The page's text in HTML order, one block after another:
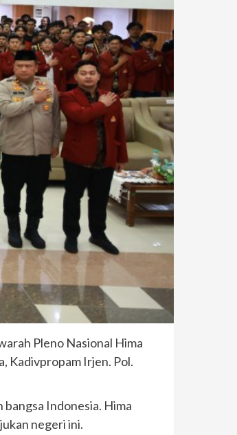
Pleno Nasional Hima
Kadivpropam Irjen. Pol.
Indonesia. Hima
negeri ini.